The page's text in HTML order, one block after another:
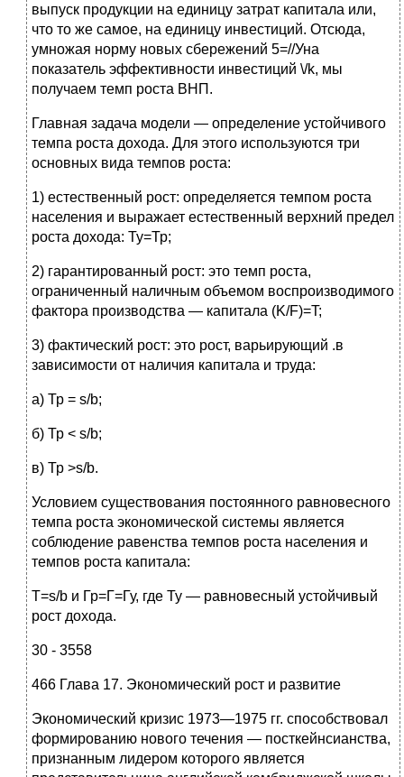
выпуск продукции на единицу затрат капитала или,
что то же самое, на единицу инвестиций. Отсюда,
умножая норму новых сбережений 5=//Уна
показатель эффективности инвестиций \/k, мы
получаем темп роста ВНП.
Главная задача модели — определение устойчивого
темпа роста дохода. Для этого используются три
основных вида темпов роста:
1) естественный рост: определяется темпом роста
населения и выражает естественный верхний предел
роста дохода: Ту=Тр;
2) гарантированный рост: это темп роста,
ограниченный наличным объемом воспроизводимого
фактора производства — капитала (K/F)=T;
3) фактический рост: это рост, варьирующий .в
зависимости от наличия капитала и труда:
а) Тр = s/b;
б) Тр < s/b;
в) Тр >s/b.
Условием существования постоянного равновесного
темпа роста экономической системы является
соблюдение равенства темпов роста населения и
темпов роста капитала:
T=s/b и Гр=Г=Гу, где Ту — равновесный устойчивый
рост дохода.
30 - 3558
466 Глава 17. Экономический рост и развитие
Экономический кризис 1973—1975 гг. способствовал
формированию нового течения — посткейнсианства,
признанным лидером которого является